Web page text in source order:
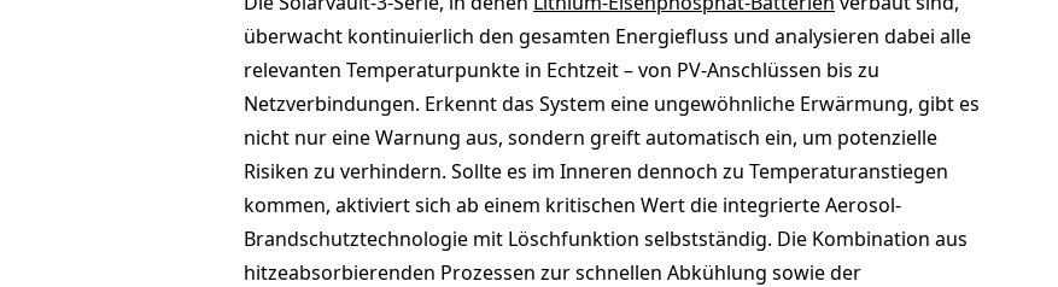
überwacht kontinuierlich den gesamten Energiefluss und analysieren dabei alle
relevanten Temperaturpunkte in Echtzeit – von PV-Anschlüssen bis zu
Netzverbindungen. Erkennt das System eine ungewöhnliche Erwärmung, gibt es
nicht nur eine Warnung aus, sondern greift automatisch ein, um potenzielle
Risiken zu verhindern. Sollte es im Inneren dennoch zu Temperaturanstiegen
kommen, aktiviert sich ab einem kritischen Wert die integrierte Aerosol-
Brandschutztechnologie mit Löschfunktion selbstständig. Die Kombination aus
hitzeabsorbierenden Prozessen zur schnellen Abkühlung sowie der